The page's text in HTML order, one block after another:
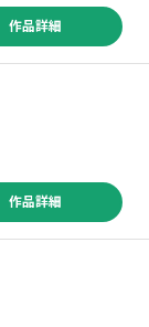
作品詳細
作品詳細